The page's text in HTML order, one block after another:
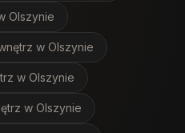
Olszynie
w Olszynie
w Olszynie
w Olszynie